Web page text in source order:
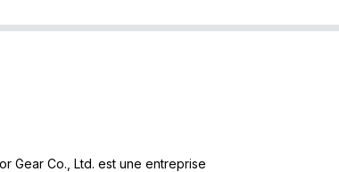
Gear Co., Ltd. est une entreprise